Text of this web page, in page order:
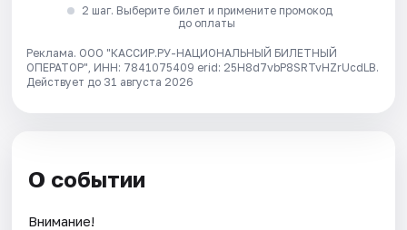
2 шаг. Выберите билет и примените промокод
до оплаты
Реклама. ООО "КАССИР.РУ-НАЦИОНАЛЬНЫЙ БИЛЕТНЫЙ
ОПЕРАТОР", ИНН: 7841075409 erid: 25H8d7vbP8SRTvHZrUcdLB.
Действует до 31 августа 2026
О событии
Внимание!